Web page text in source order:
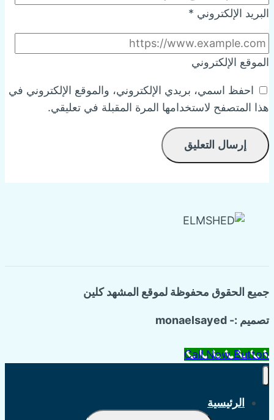
البريد الإلكتروني *
الموقع الإلكتروني
احفظ اسمي، بريدي الإلكتروني، والموقع الإلكتروني في
هذا المتصفح لاستخدامها المرة المقبلة في تعليقي.
جميع الحقوق محفوظة لموقع المشهد كلين
تصميم :- monaelsayed
Call Now Button
الرئيسية